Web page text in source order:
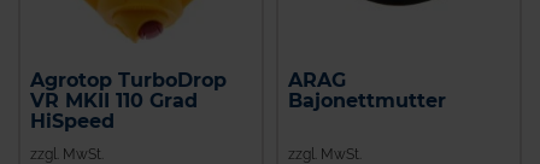
Agrotop TurboDrop
VR MKII 110 Grad
HiSpeed
zzgl. MwSt.
ARAG
Bajonettmutter
zzgl. MwSt.